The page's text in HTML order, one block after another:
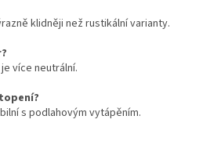
klidněji než rustikální varianty.
více neutrální.
s podlahovým vytápěním.